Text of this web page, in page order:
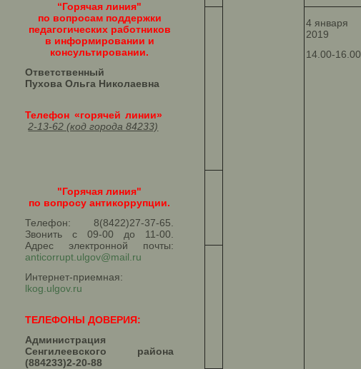
“Горячая линия"
по вопросам поддержки
педагогических работников
в информировании и
консультировании.
Ответственный
Пухова Ольга Николаевна
Телефон «горячей линии»
2-13-62 (код города 84233)
"Горячая линия"
по вопросу антикоррупции.
Телефон: 8(8422)27-37-65.
Звонить с 09-00 до 11-00.
Адрес электронной почты:
anticorrupt.ulgov@mail.ru
Интернет-приемная:
lkog.ulgov.ru
ТЕЛЕФОНЫ ДОВЕРИЯ:
Администрация
Сенгилеевского района
(884233)2-20-88
4 января
2019
14.00-16.00